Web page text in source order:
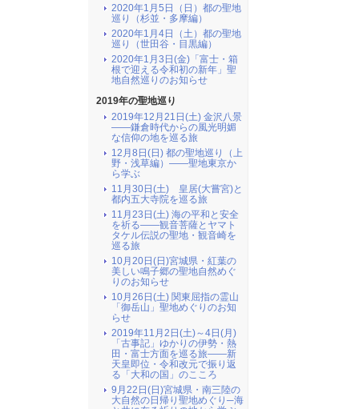
2020年1月5日（日）都の聖地
巡り（杉並・多摩編）
2020年1月4日（土）都の聖地
巡り（世田谷・目黒編）
2020年1月3日(金)「富士・箱
根で迎える令和初の新年」聖
地自然巡りのお知らせ
2019年の聖地巡り
2019年12月21日(土) 金沢八景
――鎌倉時代からの風光明媚
な信仰の地を巡る旅
12月8日(日) 都の聖地巡り（上
野・浅草編）――聖地東京か
ら学ぶ
11月30日(土) 皇居(大嘗宮)と
都内五大寺院を巡る旅
11月23日(土) 海の平和と安全
を祈る――観音菩薩とヤマト
タケル伝説の聖地・観音崎を
巡る旅
10月20日(日)宮城県・紅葉の
美しい鳴子郷の聖地自然めぐ
りのお知らせ
10月26日(土) 関東屈指の霊山
「御岳山」聖地めぐりのお知
らせ
2019年11月2日(土)～4日(月)
「古事記」ゆかりの伊勢・熱
田・富士方面を巡る旅――新
天皇即位・令和改元で振り返
る「大和の国」のこころ
9月22日(日)宮城県・南三陸の
大自然の日帰り聖地めぐり─海